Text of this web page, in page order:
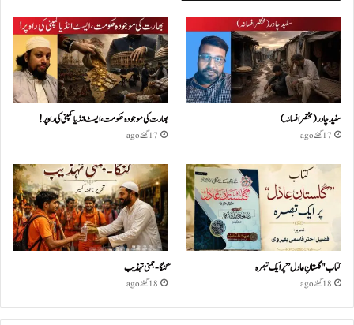
سفید چادر( مختصر افسانہ)
17 گھنٹے ago
بھارت کی موجودہ حکومت،ایسٹ انڈیا کمپنی کی راہ پر!
17 گھنٹے ago
کتاب "گلستانِ عادل” پر ایک تبصرہ
18 گھنٹے ago
گنگا-جمنی تہذیب
18 گھنٹے ago